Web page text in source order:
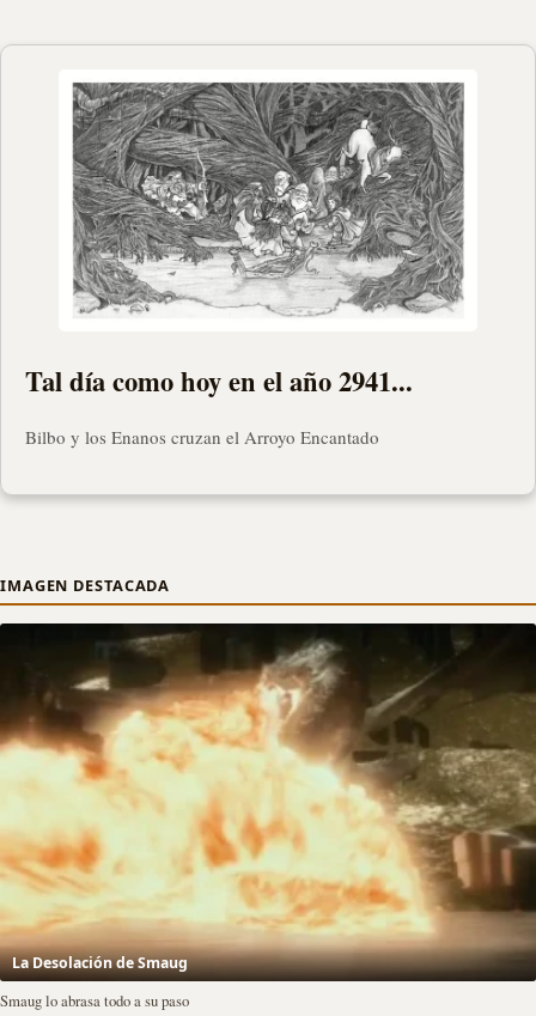
Tal día como hoy en el año 2941...
Bilbo y los Enanos cruzan el Arroyo Encantado
IMAGEN DESTACADA
La Desolación de Smaug
Smaug lo abrasa todo a su paso